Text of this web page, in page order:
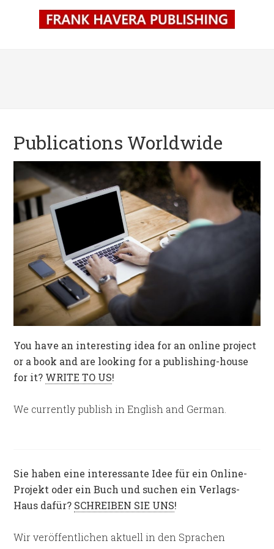
Publications Worldwide
You have an interesting idea for an online project
or a book and are looking for a publishing-house
for it? WRITE TO US!
We currently publish in English and German.
Sie haben eine interessante Idee für ein Online-
Projekt oder ein Buch und suchen ein Verlags-
Haus dafür? SCHREIBEN SIE UNS!
Wir veröffentlichen aktuell in den Sprachen